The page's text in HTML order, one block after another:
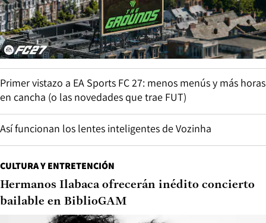
Primer vistazo a EA Sports FC 27: menos menús y más horas
en cancha (o las novedades que trae FUT)
Así funcionan los lentes inteligentes de Vozinha
CULTURA Y ENTRETENCIÓN
Hermanos Ilabaca ofrecerán inédito concierto
bailable en BiblioGAM